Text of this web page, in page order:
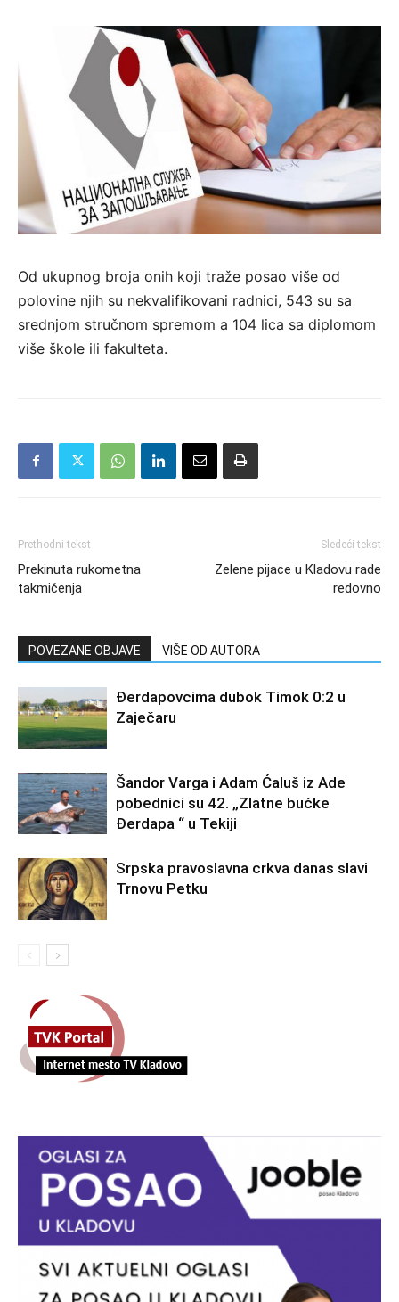
Od ukupnog broja onih koji traže posao više od
polovine njih su nekvalifikovani radnici, 543 su sa
srednjom stručnom spremom a 104 lica sa diplomom
više škole ili fakulteta.
Prethodni tekst
Prekinuta rukometna
takmičenja
Sledeći tekst
Zelene pijace u Kladovu rade
redovno
POVEZANE OBJAVE VIŠE OD AUTORA
Đerdapovcima dubok Timok 0:2 u
Zaječaru
Šandor Varga i Adam Ćaluš iz Ade
pobednici su 42. „Zlatne bućke
Đerdapa “ u Tekiji
Srpska pravoslavna crkva danas slavi
Trnovu Petku